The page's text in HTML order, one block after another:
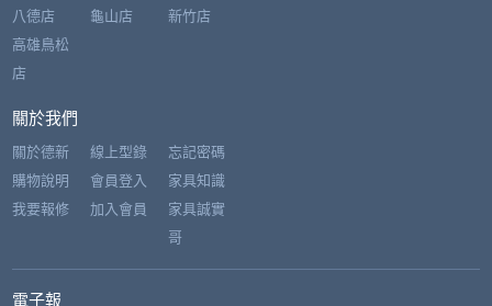
八德店
龜山店
新竹店
高雄鳥松
店
關於我們
關於德新
購物說明
我要報修
線上型錄
會員登入
加入會員
忘記密碼
家具知識
家具誠實
哥
電子報